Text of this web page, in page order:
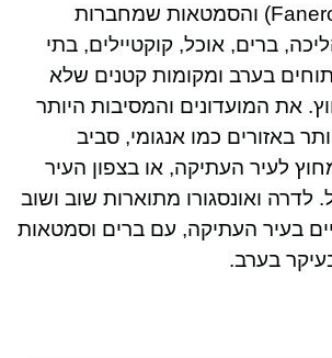
(Faneromenis) והסמטאות שמחברות
ברים, אוכל, קוקטיילים, בתי
בערב ומקומות קטנים שלא
את המועדונים והמסיבות היותר
באזורים כמו אנגומי, סביב
לעיר העתיקה, או בצפון העיר
לדרה ואונסגורו מתוארות שוב ושוב
בעיר העתיקה, עם ברים וסמטאות
בערב.